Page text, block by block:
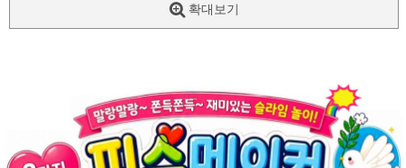
확대보기